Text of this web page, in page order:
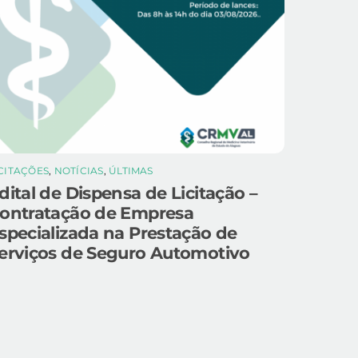
, NOTÍCIAS, ÚLTIMAS
de Dispensa de Licitação –
de Empresa
na Prestação de
de Seguro Automotivo